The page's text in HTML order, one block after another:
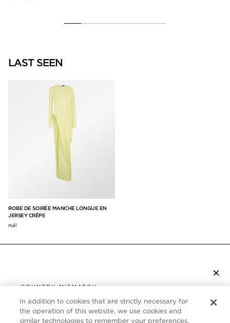
LAST SEEN
ROBE DE SOIRÉE MANCHE LONGUE EN
JERSEY CRÊPE
null
×
COUNTRY MISMATCH
YOU ARE BROWSING FROM
UNITED STATES
SERVICE CLIENT
In addition to cookies that are strictly necessary for
the operation of this website, we use cookies and
similar technologies to remember your preferences,